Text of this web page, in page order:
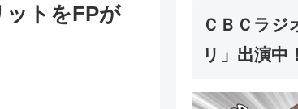
トをFPが
ＣＢＣラジ
リ」出演中！